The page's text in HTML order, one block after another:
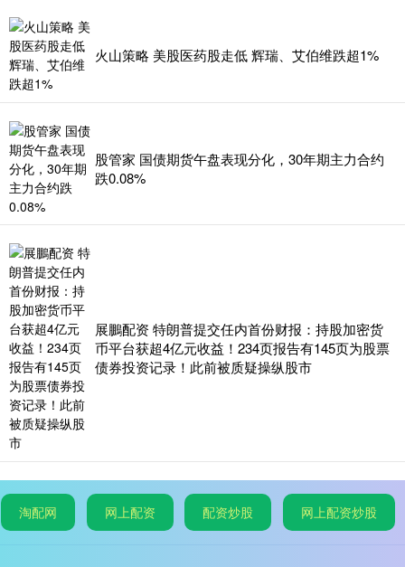
火山策略 美股医药股走低 辉瑞、艾伯维跌超1%
股管家 国债期货午盘表现分化，30年期主力合约
跌0.08%
展鵬配资 特朗普提交任内首份财报：持股加密货
币平台获超4亿元收益！234页报告有145页为股票
债券投资记录！此前被质疑操纵股市
淘配网 网上配资 配资炒股 网上配资炒股